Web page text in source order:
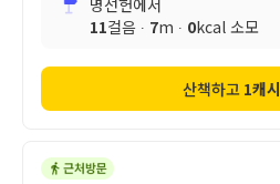
명선헌에서
11걸음 ∙ 7m ∙ 0kcal 소모
산책하고 1캐시